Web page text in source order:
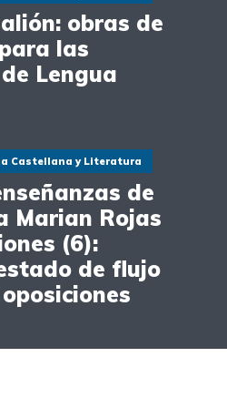
obras de
las
Lengua
Castellana y Literatura
de
Marian Rojas
(6):
de flujo